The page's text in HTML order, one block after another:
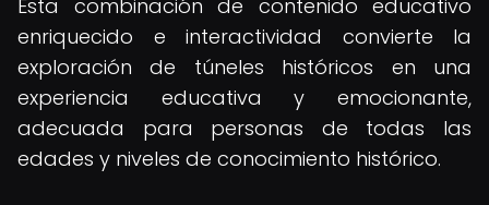
Esta combinación de contenido educativo
enriquecido e interactividad convierte la
exploración de túneles históricos en una
experiencia educativa y emocionante,
adecuada para personas de todas las
edades y niveles de conocimiento histórico.